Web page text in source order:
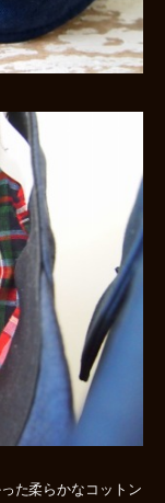
た柔らかなコットン